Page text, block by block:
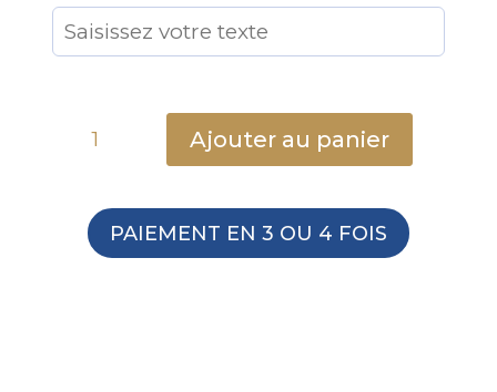
Ajouter au panier
PAIEMENT EN 3 OU 4 FOIS